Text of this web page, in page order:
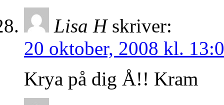
Lisa H skriver:
20 oktober, 2008 kl.
Krya på dig Å!! Kram